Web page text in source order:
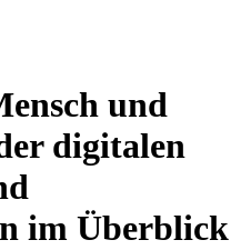
und
digitalen
im Überblick